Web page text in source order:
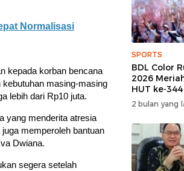
Normalisasi
kepada korban bencana
masing-masing
lebih dari Rp10 juta.
yang menderita atresia
memperoleh bantuan
Dwiana.
segera setelah
SPORTS
BDL Color
2026
HUT ke-
Bandar
Wujud
Sehat dan
2 bulan yang